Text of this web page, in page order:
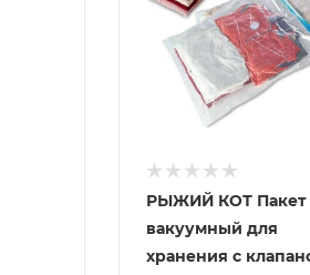
самовывоза
Нет
РЫЖИЙ КОТ Пакет
вакуумный для
хранения с